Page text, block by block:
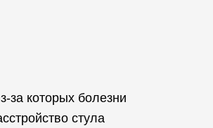
за которых болезни
стула